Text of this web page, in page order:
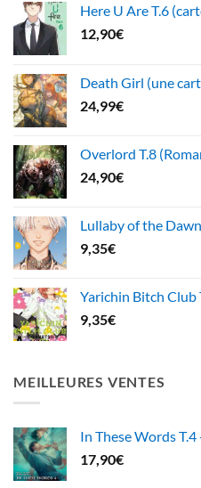
Here U Are T.6
12,90€
Death Girl (une
24,99€
Overlord T.8
24,90€
Lullaby of the
9,35€
Yarichin Bitch Club
9,35€
MEILLEURES VENTES
In These Words
17,90€